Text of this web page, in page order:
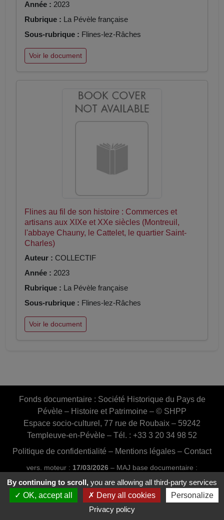
Année : 2023
Rubrique : La Pévèle française
Sous-rubrique : Flines-lez-Râches
Voir le document
Flines au fil de son histoire : Commerces et
artisans aux XIXe et XXe siècles (Montreuil,
l'abbaye Chauny, le Cattelet, le quartier Saint-
Charles)
Auteur : COLLECTIF
Année : 2023
Rubrique : La Pévèle française
Sous-rubrique : Flines-lez-Râches
Voir le document
Fonds documentaire : Société Historique du Pays de
Pévèle – Histoire et Patrimoine – © SHPP
Espace socio-culturel, 77 rue de Roubaix – 59242
Templeuve-en-Pévèle – Tél. : +33 3 20 34 98 52
Politique de confidentialité – Mentions légales – Contact
vers. moteur : 17/03/2026 – MAJ base documentaire :
03/07/2026 16:46:24
Conception et réalisation :Web20MIP.fr
By continuing to scroll, you are allowing all third-party services
OK, accept all
Deny all cookies
Personalize
Privacy policy